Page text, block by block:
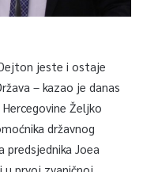
jeste i ostaje
– kazao je danas
Željko
državnog
predsjednika Joea